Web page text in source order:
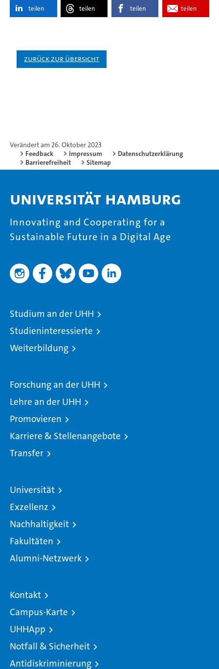
teilen teilen teilen teilen
Zurück zur Übersicht
Verändert am 26. Oktober 2023
Feedback
Impressum
Datenschutzerklärung
Barrierefreiheit
Sitemap
Universität Hamburg
Innovating and Cooperating for a
Sustainable Future in a Digital Age
Studium an der UHH
Studieninteressierte
Weiterbildung
Forschung an der UHH
Lehre an der UHH
Promovieren
Karriere & Stellenangebote
Transfer
Universität
Exzellenz
Nachhaltigkeit
Fakultäten
Alumni-Netzwerk
Kontakt
Campus-Karte
UHHApp
Notfall & Sicherheit
Antidiskriminierung